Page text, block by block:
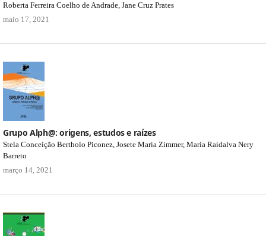
Roberta Ferreira Coelho de Andrade, Jane Cruz Prates
maio 17, 2021
Grupo Alph@: origens, estudos e raízes
Stela Conceição Bertholo Piconez, Josete Maria Zimmer, Maria Raidalva Nery
Barreto
março 14, 2021